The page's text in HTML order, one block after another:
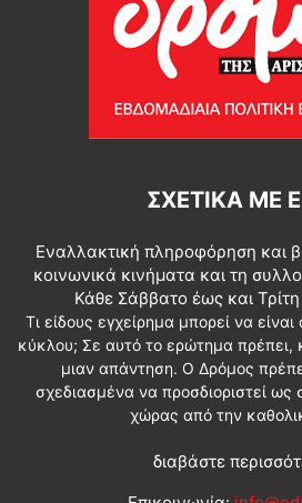
ΣΧΕΤΙΚΆ ΜΕ
Εναλλακτική πληροφόρηση και
κοινωνικά κινήματα και τη
Κάθε Σάββατο έως και
Τι είδους εγχείρημα μπορεί να
κύκλου; Σε αυτό το ερώτημα πρέπει,
μιαν απάντηση. Ο Δρόμος
σχεδιασμένα να προσδιοριστεί ως
χώρας από την
διαβάστε